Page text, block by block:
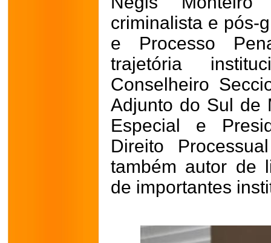
criminalista e pós-
e Processo
trajetória
Conselheiro
Adjunto do Sul de
Especial e
Direito
também autor de
de importantes